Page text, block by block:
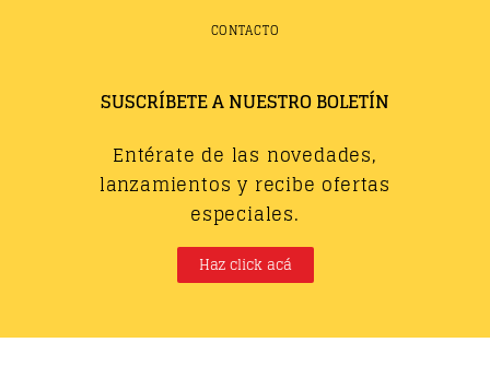
CONTACTO
SUSCRÍBETE A NUESTRO BOLETÍN
Entérate de las novedades,
lanzamientos y recibe ofertas
especiales.
Haz click acá